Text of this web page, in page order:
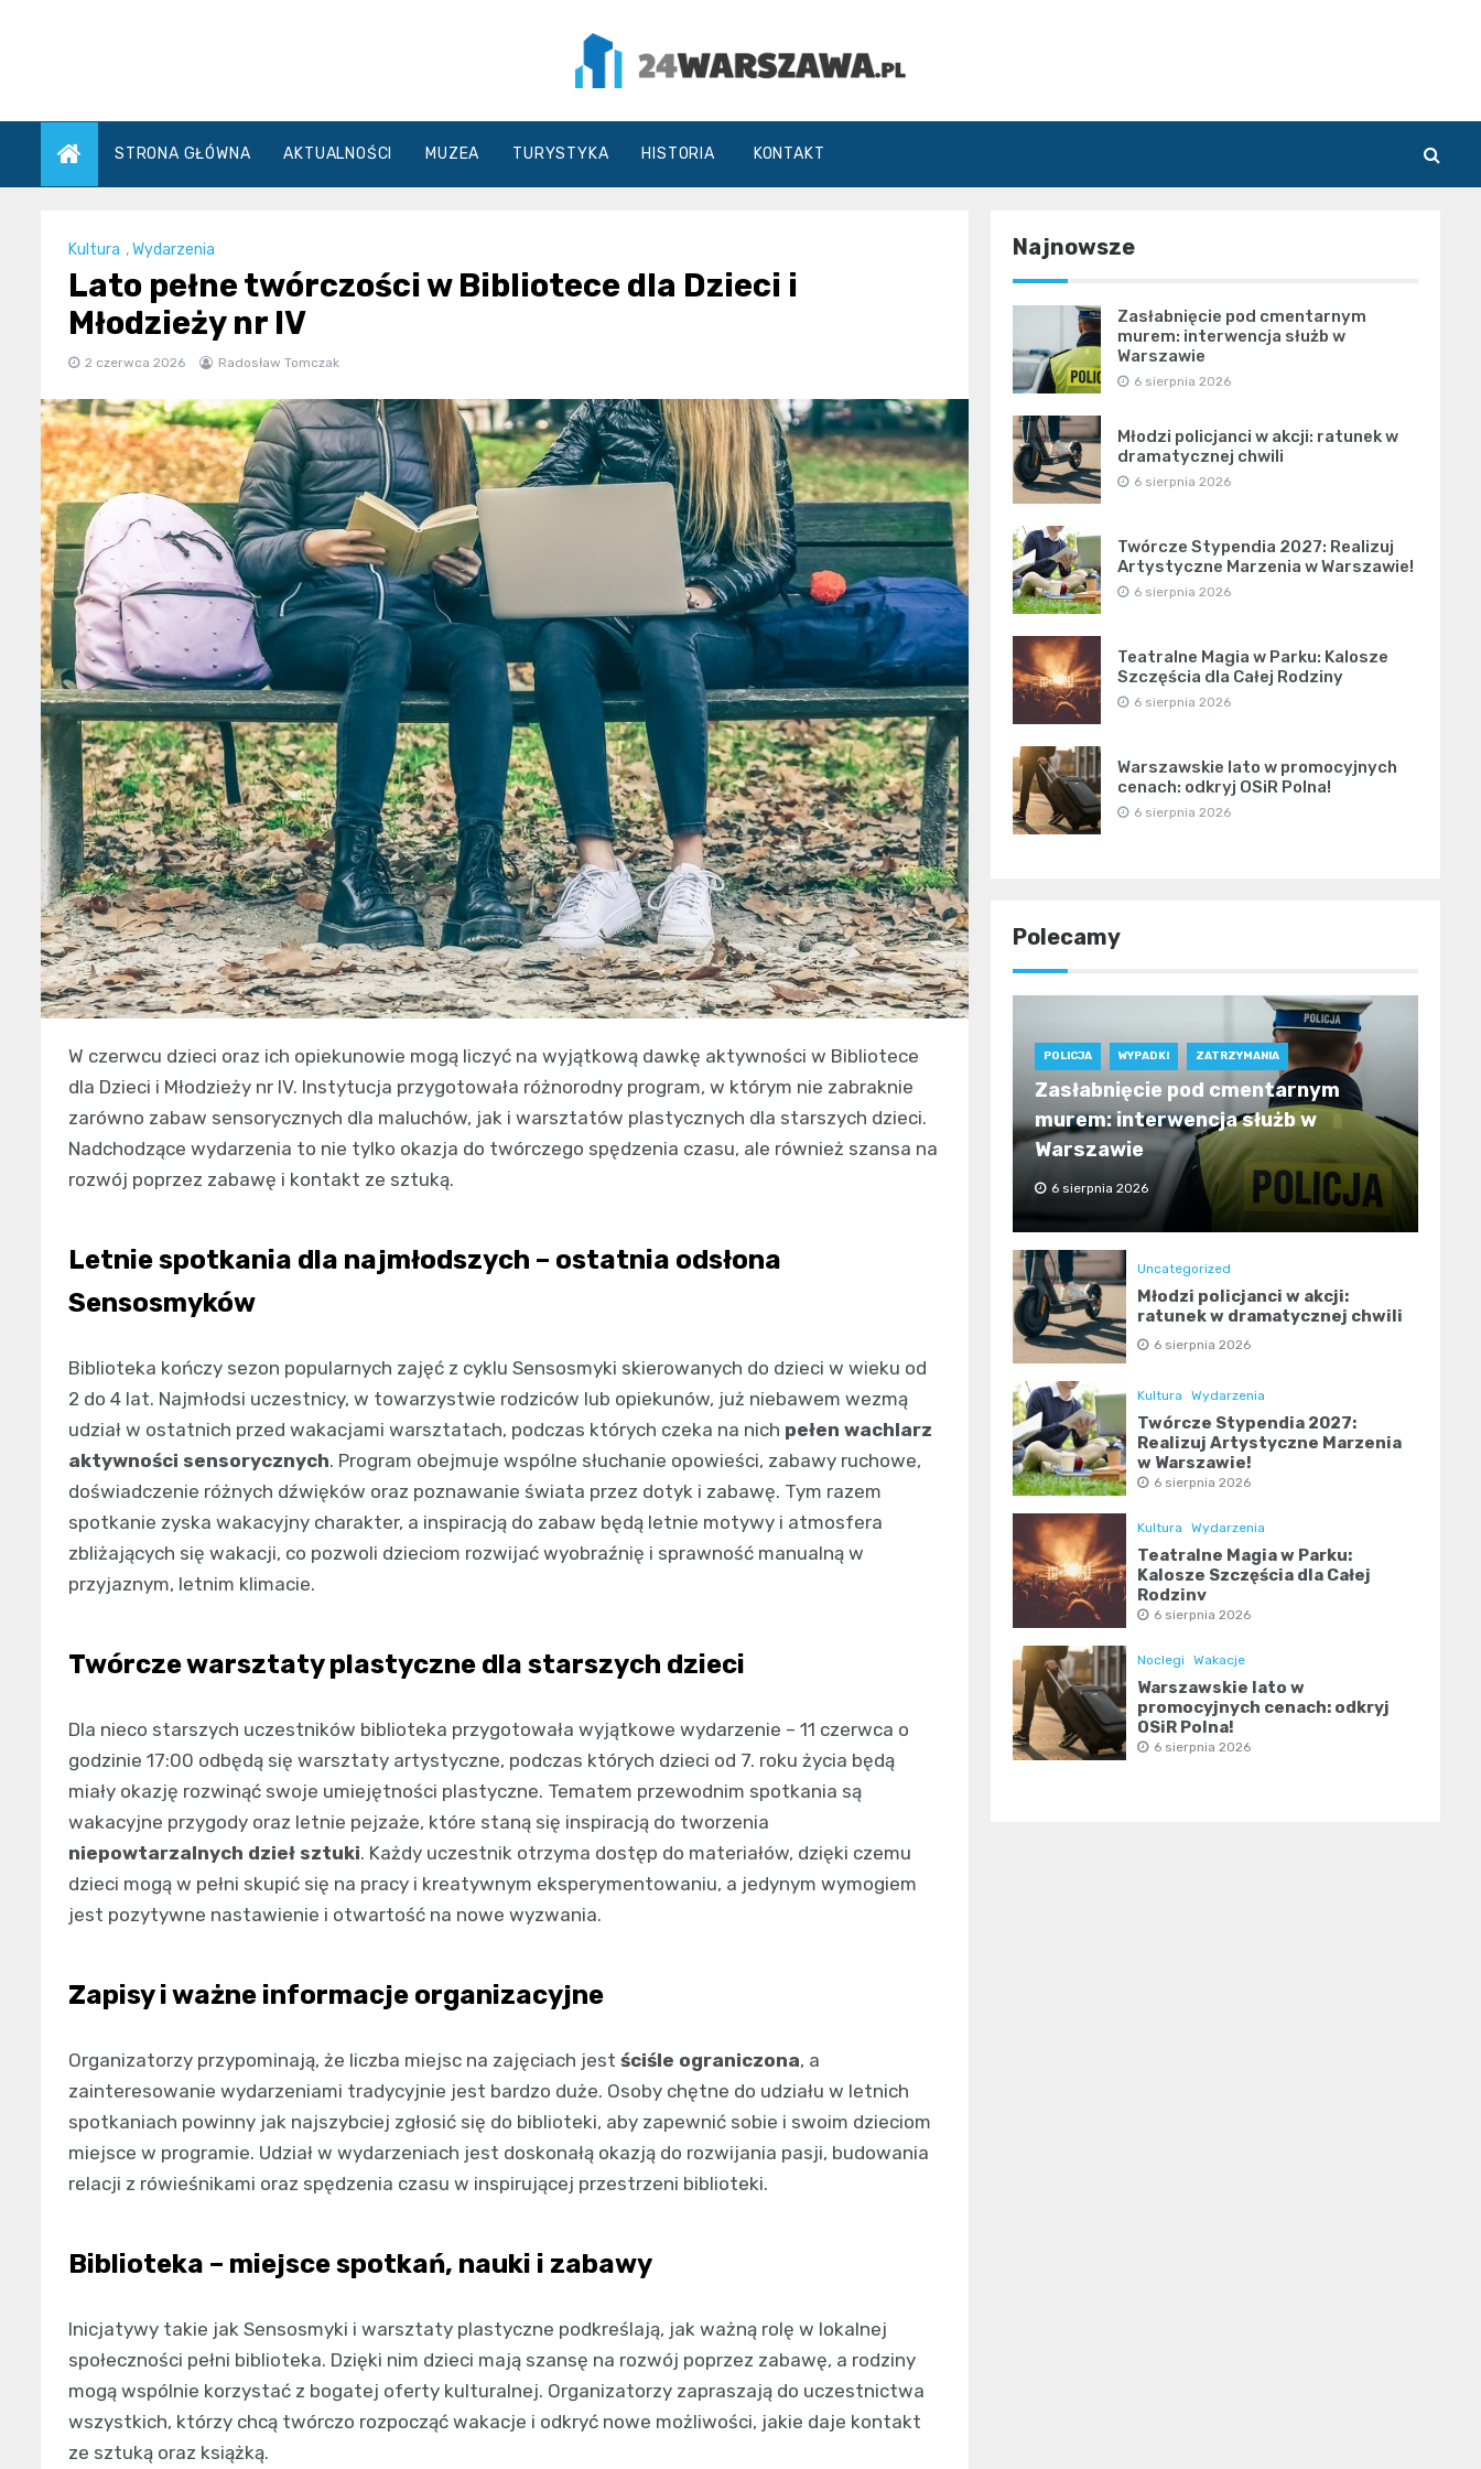
24Warszawa.pl
STRONA GŁÓWNA AKTUALNOŚCI MUZEA TURYSTYKA HISTORIA KONTAKT
Kultura ,Wydarzenia
Lato pełne twórczości w Bibliotece dla Dzieci i
Młodzieży nr IV
2 czerwca 2026 Radosław Tomczak
W czerwcu dzieci oraz ich opiekunowie mogą liczyć na wyjątkową dawkę aktywności w Bibliotece
dla Dzieci i Młodzieży nr IV. Instytucja przygotowała różnorodny program, w którym nie zabraknie
zarówno zabaw sensorycznych dla maluchów, jak i warsztatów plastycznych dla starszych dzieci.
Nadchodzące wydarzenia to nie tylko okazja do twórczego spędzenia czasu, ale również szansa na
rozwój poprzez zabawę i kontakt ze sztuką.
Letnie spotkania dla najmłodszych – ostatnia odsłona
Sensosmyków
Biblioteka kończy sezon popularnych zajęć z cyklu Sensosmyki skierowanych do dzieci w wieku od
2 do 4 lat. Najmłodsi uczestnicy, w towarzystwie rodziców lub opiekunów, już niebawem wezmą
udział w ostatnich przed wakacjami warsztatach, podczas których czeka na nich pełen wachlarz
aktywności sensorycznych. Program obejmuje wspólne słuchanie opowieści, zabawy ruchowe,
doświadczenie różnych dźwięków oraz poznawanie świata przez dotyk i zabawę. Tym razem
spotkanie zyska wakacyjny charakter, a inspiracją do zabaw będą letnie motywy i atmosfera
zbliżających się wakacji, co pozwoli dzieciom rozwijać wyobraźnię i sprawność manualną w
przyjaznym, letnim klimacie.
Twórcze warsztaty plastyczne dla starszych dzieci
Dla nieco starszych uczestników biblioteka przygotowała wyjątkowe wydarzenie – 11 czerwca o
godzinie 17:00 odbędą się warsztaty artystyczne, podczas których dzieci od 7. roku życia będą
miały okazję rozwinąć swoje umiejętności plastyczne. Tematem przewodnim spotkania są
wakacyjne przygody oraz letnie pejzaże, które staną się inspiracją do tworzenia
niepowtarzalnych dzieł sztuki. Każdy uczestnik otrzyma dostęp do materiałów, dzięki czemu
dzieci mogą w pełni skupić się na pracy i kreatywnym eksperymentowaniu, a jedynym wymogiem
jest pozytywne nastawienie i otwartość na nowe wyzwania.
Zapisy i ważne informacje organizacyjne
Organizatorzy przypominają, że liczba miejsc na zajęciach jest ściśle ograniczona, a
zainteresowanie wydarzeniami tradycyjnie jest bardzo duże. Osoby chętne do udziału w letnich
spotkaniach powinny jak najszybciej zgłosić się do biblioteki, aby zapewnić sobie i swoim dzieciom
miejsce w programie. Udział w wydarzeniach jest doskonałą okazją do rozwijania pasji, budowania
relacji z rówieśnikami oraz spędzenia czasu w inspirującej przestrzeni biblioteki.
Biblioteka – miejsce spotkań, nauki i zabawy
Inicjatywy takie jak Sensosmyki i warsztaty plastyczne podkreślają, jak ważną rolę w lokalnej
społeczności pełni biblioteka. Dzięki nim dzieci mają szansę na rozwój poprzez zabawę, a rodziny
mogą wspólnie korzystać z bogatej oferty kulturalnej. Organizatorzy zapraszają do uczestnictwa
wszystkich, którzy chcą twórczo rozpocząć wakacje i odkryć nowe możliwości, jakie daje kontakt
ze sztuką oraz książką.
Najnowsze
Zasłabnięcie pod cmentarnym
murem: interwencja służb w
Warszawie
6 sierpnia 2026
Młodzi policjanci w akcji: ratunek w
dramatycznej chwili
6 sierpnia 2026
Twórcze Stypendia 2027: Realizuj
Artystyczne Marzenia w Warszawie!
6 sierpnia 2026
Teatralne Magia w Parku: Kalosze
Szczęścia dla Całej Rodziny
6 sierpnia 2026
Warszawskie lato w promocyjnych
cenach: odkryj OSiR Polna!
6 sierpnia 2026
Polecamy
POLICJA WYPADKI ZATRZYMANIA
Zasłabnięcie pod cmentarnym
murem: interwencja służb w
Warszawie
6 sierpnia 2026
Uncategorized
Młodzi policjanci w akcji:
ratunek w dramatycznej chwili
6 sierpnia 2026
Kultura Wydarzenia
Twórcze Stypendia 2027:
Realizuj Artystyczne Marzenia
w Warszawie!
6 sierpnia 2026
Kultura Wydarzenia
Teatralne Magia w Parku:
Kalosze Szczęścia dla Całej
Rodziny
6 sierpnia 2026
Noclegi Wakacje
Warszawskie lato w
promocyjnych cenach: odkryj
OSiR Polna!
6 sierpnia 2026